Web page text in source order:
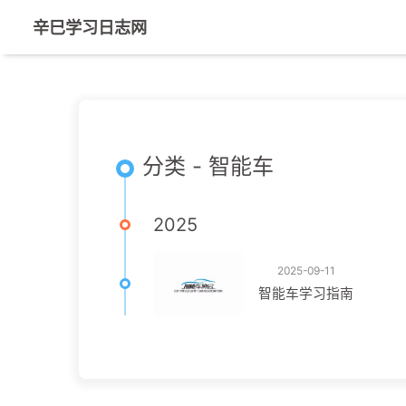
辛巳学习日志网
分类 - 智能车
2025
2025-09-11
智能车学习指南